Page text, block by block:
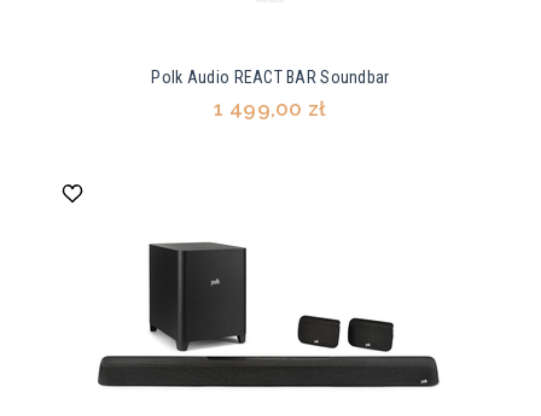
Polk Audio REACT BAR Soundbar
1 499,00 zł